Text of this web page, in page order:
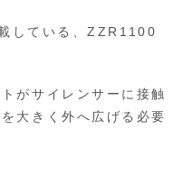
している、ZZR1100
がサイレンサーに接触
大きく外へ広げる必要